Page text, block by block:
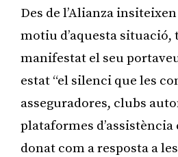
Des de l’Alianza
motiu d’aquesta situació,
manifestat el seu
estat “el silenci que les
asseguradores, clubs
plataformes d’assistència
donat com a resposta a